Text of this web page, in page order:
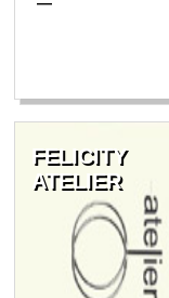
FELICITY
ATELIER